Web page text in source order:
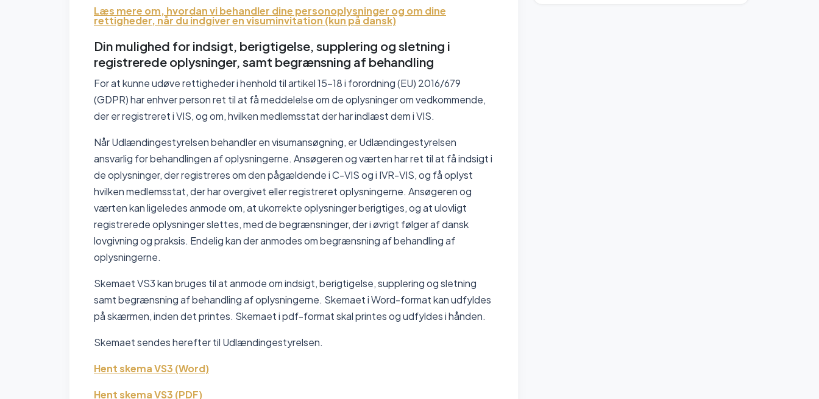
Læs mere om, hvordan vi behandler dine personoplysninger og om dine
rettigheder, når du indgiver en visuminvitation (kun på dansk)
Din mulighed for indsigt, berigtigelse, supplering og sletning i
registrerede oplysninger, samt begrænsning af behandling
For at kunne udøve rettigheder i henhold til artikel 15-18 i forordning (EU) 2016/679
(GDPR) har enhver person ret til at få meddelelse om de oplysninger om vedkommende,
der er registreret i VIS, og om, hvilken medlemsstat der har indlæst dem i VIS.
Når Udlændingestyrelsen behandler en visumansøgning, er Udlændingestyrelsen
ansvarlig for behandlingen af oplysningerne. Ansøgeren og værten har ret til at få indsigt i
de oplysninger, der registreres om den pågældende i C-VIS og i IVR-VIS, og få oplyst
hvilken medlemsstat, der har overgivet eller registreret oplysningerne. Ansøgeren og
værten kan ligeledes anmode om, at ukorrekte oplysninger berigtiges, og at ulovligt
registrerede oplysninger slettes, med de begrænsninger, der i øvrigt følger af dansk
lovgivning og praksis. Endelig kan der anmodes om begrænsning af behandling af
oplysningerne.
Skemaet VS3 kan bruges til at anmode om indsigt, berigtigelse, supplering og sletning
samt begrænsning af behandling af oplysningerne. Skemaet i Word-format kan udfyldes
på skærmen, inden det printes. Skemaet i pdf-format skal printes og udfyldes i hånden.
Skemaet sendes herefter til Udlændingestyrelsen.
Hent skema VS3 (Word)
Hent skema VS3 (PDF)